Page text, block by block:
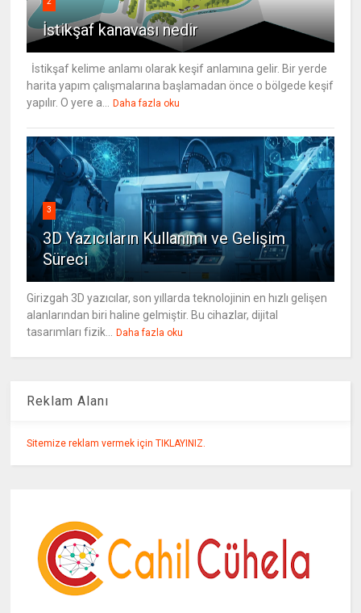
İstikşaf kanavası nedir
İstikşaf kelime anlamı olarak keşif anlamına gelir. Bir yerde
harita yapım çalışmalarına başlamadan önce o bölgede keşif
yapılır. O yere a...
Daha fazla oku
3
3D Yazıcıların Kullanımı ve Gelişim
Süreci
Girizgah 3D yazıcılar, son yıllarda teknolojinin en hızlı gelişen
alanlarından biri haline gelmiştir. Bu cihazlar, dijital
tasarımları fizik...
Daha fazla oku
Reklam Alanı
Sitemize reklam vermek için TIKLAYINIZ.